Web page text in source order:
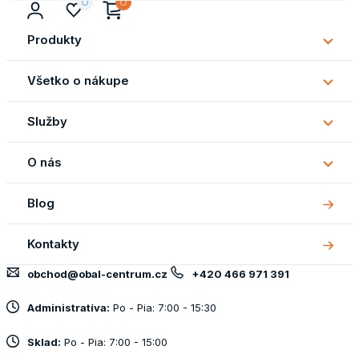
Produkty
Všetko o nákupe
o
Služby
O nás
O
nás
Blog
Kontakty
obchod@obal-centrum.cz +420 466 971 391
Administratíva: Po - Pia: 7:00 - 15:30
Sklad: Po - Pia: 7:00 - 15:00